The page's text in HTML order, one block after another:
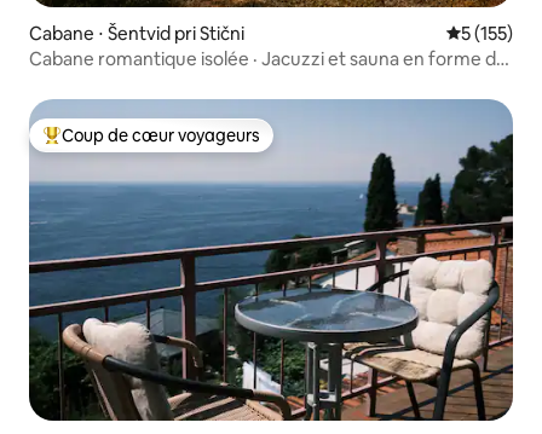
Cabane ⋅ Šentvid pri Stični Évaluation
5 (155)
Cabane romantique isolée · Jacuzzi et sauna en forme de
Coups de cœur voyageurs les plus appréciés
Coup de cœur voyageurs